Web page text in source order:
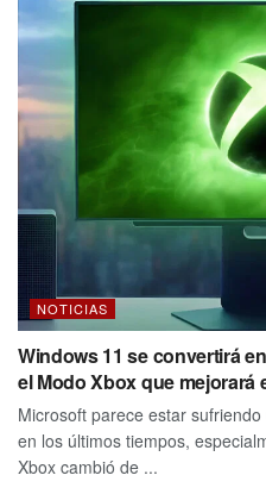
NOTICIAS
Windows 11 se convertirá
el Modo Xbox que mejorará
Microsoft parece estar
en los últimos tiempos,
Xbox cambió de ...